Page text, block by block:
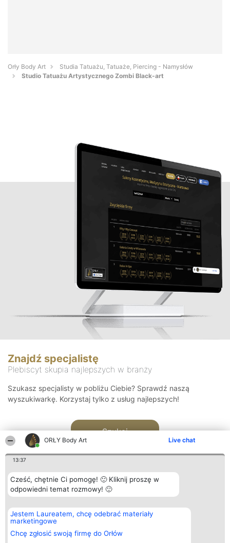
ORŁY Body Art Live chat
13:37
Cześć, chętnie Ci pomogę! 🙂 Kliknij proszę w
odpowiedni temat rozmowy! 🙂
Jestem Laureatem, chcę odebrać materiały
marketingowe
Chcę zgłosić swoją firmę do Orłów
Orły Body Art
Studia Tatuażu, Tatuaże, Piercing - Namysłów
Studio Tatuażu Artystycznego Zombi Black-art
Znajdź specjalistę
Plebiscyt skupia najlepszych w branży
Szukasz specjalisty w pobliżu Ciebie? Sprawdź naszą
wyszukiwarkę. Korzystaj tylko z usług najlepszych!
Szukaj
Organizator plebiscytu
Bright Side Solutions sp. z o.
o. sp. k.
ul. Ruska 22
Wrocław 50-079
Plebiscyt
Laureaci
wszystkich
Laureatów
Kontakt
Kontakt